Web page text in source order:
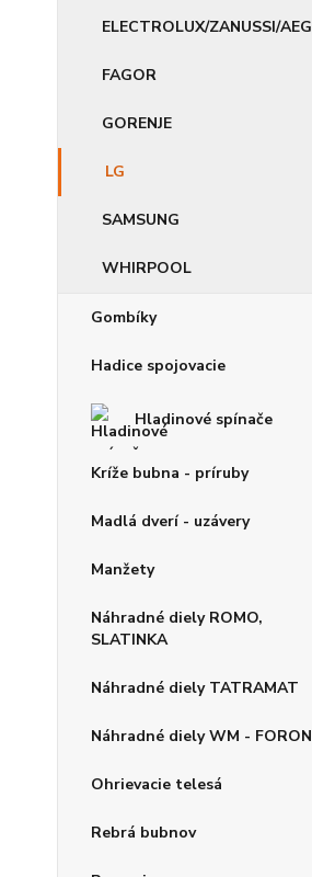
ELECTROLUX/ZANUSSI/AEG
FAGOR
GORENJE
LG
SAMSUNG
WHIRPOOL
Gombíky
Hadice spojovacie
Hladinové spínače
Kríže bubna - príruby
Madlá dverí - uzávery
Manžety
Náhradné diely ROMO,
SLATINKA
Náhradné diely TATRAMAT
Náhradné diely WM - FORON
Ohrievacie telesá
Rebrá bubnov